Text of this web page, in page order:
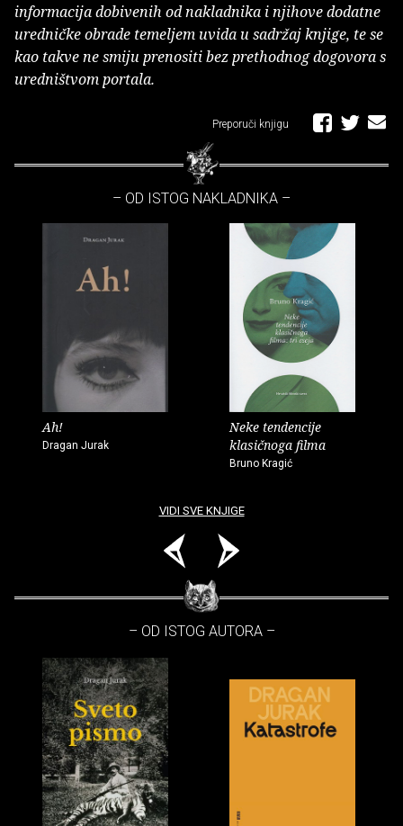
informacija dobivenih od nakladnika i njihove dodatne
uredničke obrade temeljem uvida u sadržaj knjige, te se
kao takve ne smiju prenositi bez prethodnog dogovora s
uredništvom portala.
Preporuči knjigu
– OD ISTOG NAKLADNIKA –
Ah!
Dragan Jurak
Neke tendencije
klasičnoga filma
Bruno Kragić
VIDI SVE KNJIGE
– OD ISTOG AUTORA –